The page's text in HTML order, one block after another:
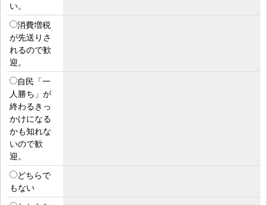
い。
消費増税
が先送りさ
れるので歓
迎。
自民「一
人勝ち」が
終わるきっ
かけになる
かも知れな
いので歓
迎。
どちらで
もない